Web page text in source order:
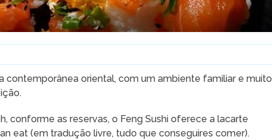
contemporânea oriental, com um ambiente familiar e muito
conforme as reservas, o Feng Sushi oferece a lacarte
eat (em tradução livre, tudo que conseguires comer).